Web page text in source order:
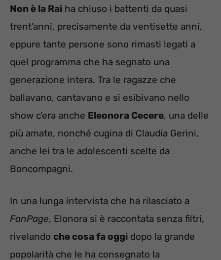
Non è la Rai ha chiuso i battenti da quasi
trent’anni, precisamente da ventisette anni,
eppure tante persone sono rimasti legati a
quel programma che ha segnato una
generazione intera. Tra le ragazze che
ballavano, cantavano e si esibivano nello
show c’era anche Eleonora Cecere, una delle
più amate, nonché cugina di Claudia Gerini,
anche lei tra le adolescenti scelte da
Boncompagni.
In una lunga intervista che ha rilasciato a
FanPage, Elonora si è raccontata senza filtri,
rivelando che cosa fa oggi dopo la grande
popolarità che le ha consegnato la